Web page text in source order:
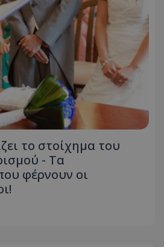
το στοίχημα του
- Τα
φέρνουν οι